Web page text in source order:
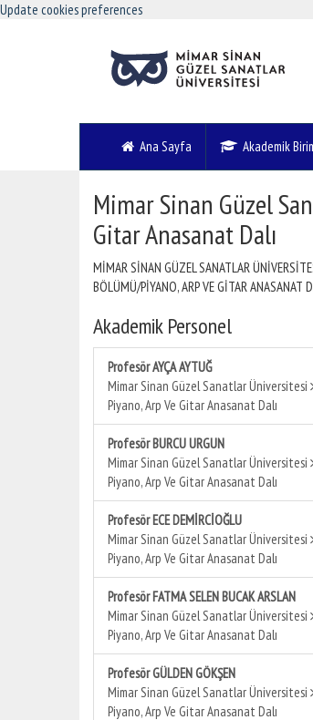
Update cookies preferences
Ana Sayfa Akademik
Mimar Sinan Güzel
Gitar Anasanat Dalı
MİMAR SİNAN GÜZEL SANATLAR
BÖLÜMÜ/PİYANO, ARP VE GİTAR ANASANAT
Akademik Personel
Profesör AYÇA AYTUĞ
Mimar Sinan Güzel Sanatlar Üniversitesi
Piyano, Arp Ve Gitar Anasanat Dalı
Profesör BURCU URGUN
Mimar Sinan Güzel Sanatlar Üniversitesi
Piyano, Arp Ve Gitar Anasanat Dalı
Profesör ECE DEMİRCİOĞLU
Mimar Sinan Güzel Sanatlar Üniversitesi
Piyano, Arp Ve Gitar Anasanat Dalı
Profesör FATMA SELEN BUCAK ARSLAN
Mimar Sinan Güzel Sanatlar Üniversitesi
Piyano, Arp Ve Gitar Anasanat Dalı
Profesör GÜLDEN GÖKŞEN
Mimar Sinan Güzel Sanatlar Üniversitesi
Piyano, Arp Ve Gitar Anasanat Dalı